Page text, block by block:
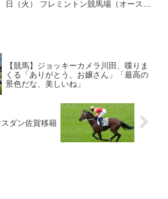
日（火） フレミントン競馬場（オースト
【競馬】ジョッキーカメラ川田、喋りま
くる「ありがとう、お嬢さん」「最高の
景色だな、美しいね」
スダン佐賀移籍